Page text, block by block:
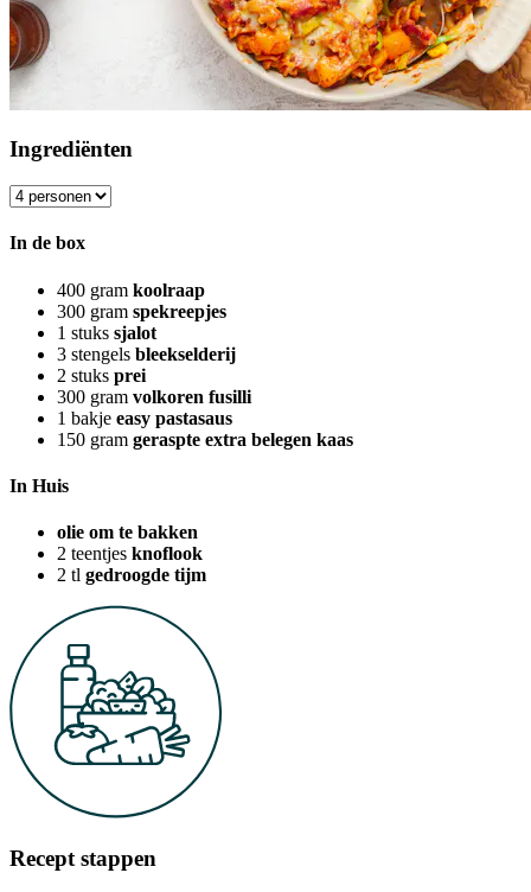
Ingrediënten
In de box
400 gram koolraap
300 gram spekreepjes
1 stuks sjalot
3 stengels bleekselderij
2 stuks prei
300 gram volkoren fusilli
1 bakje easy pastasaus
150 gram geraspte extra belegen kaas
In Huis
olie om te bakken
2 teentjes knoflook
2 tl gedroogde tijm
Recept stappen